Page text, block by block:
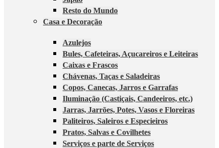
Resto do Mundo
Casa e Decoração
Azulejos
Bules, Cafeteiras, Açucareiros e Leiteiras
Caixas e Frascos
Chávenas, Taças e Saladeiras
Copos, Canecas, Jarros e Garrafas
Iluminação (Castiçais, Candeeiros, etc.)
Jarras, Jarrões, Potes, Vasos e Floreiras
Paliteiros, Saleiros e Especieiros
Pratos, Salvas e Covilhetes
Serviços e parte de Serviços